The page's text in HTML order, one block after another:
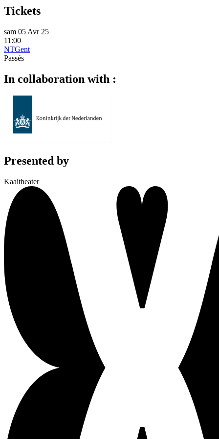
Tickets
sam 05 Avr 25
11:00
NTGent
Passés
In collaboration with :
Presented by
Kaaitheater